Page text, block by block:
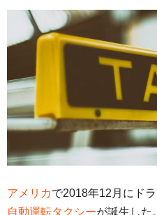
アメリカで2018年12月にド
自動運転タクシーが誕生した